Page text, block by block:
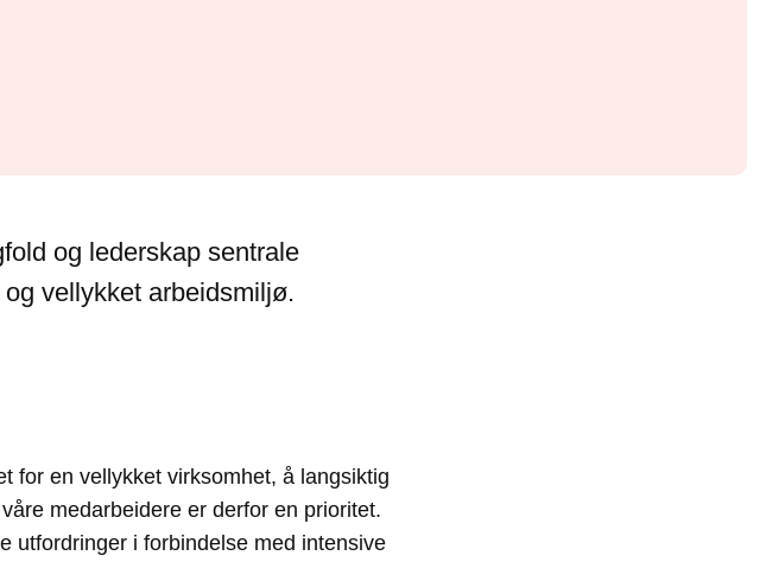
og lederskap sentrale
vellykket arbeidsmiljø.
for en vellykket virksomhet, å langsiktig
medarbeidere er derfor en prioritet.
utfordringer i forbindelse med intensive